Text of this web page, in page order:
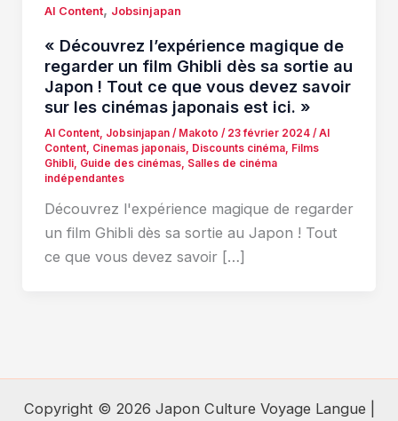
AI Content, Jobsinjapan
« Découvrez l’expérience magique de
regarder un film Ghibli dès sa sortie au
Japon ! Tout ce que vous devez savoir
sur les cinémas japonais est ici. »
AI Content, Jobsinjapan/ Makoto / 23 février 2024 / AI
Content, Cinemas japonais, Discounts cinéma, Films
Ghibli, Guide des cinémas, Salles de cinéma
indépendantes
Découvrez l'expérience magique de regarder
un film Ghibli dès sa sortie au Japon ! Tout
ce que vous devez savoir […]
Copyright © 2026 Japon Culture Voyage Langue |